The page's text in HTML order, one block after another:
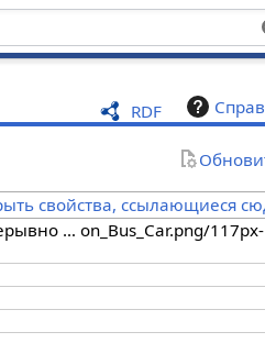
RDF
свойства, ссылающиеся
…on_Bus_Car.png/117px-